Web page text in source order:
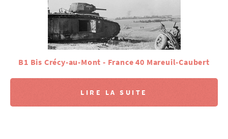
B1 Bis Crécy-au-Mont - France 40 Mareuil-Caubert
LIRE LA SUITE